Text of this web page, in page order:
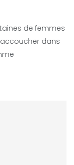
de femmes
dans